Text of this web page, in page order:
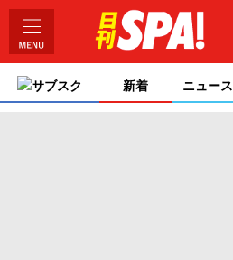
サブスク 新着 ニュース